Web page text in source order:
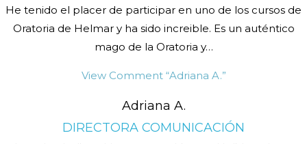
He tenido el placer de participar en uno de los cursos de
Oratoria de Helmar y ha sido increible. Es un auténtico
mago de la Oratoria y…
View Comment“Adriana A.”
Adriana A.
DIRECTORA COMUNICACIÓN